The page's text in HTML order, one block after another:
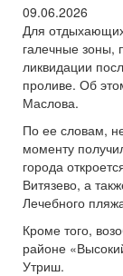
09.06.2026
Для
галечные зоны,
ликвидации
проливе. Об
Маслова.
По ее словам,
моменту
города
Витязево, а
Лечебного
Кроме того,
районе
Утриш.